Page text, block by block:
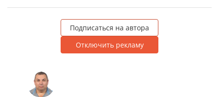
Подписаться на автора
Отключить рекламу